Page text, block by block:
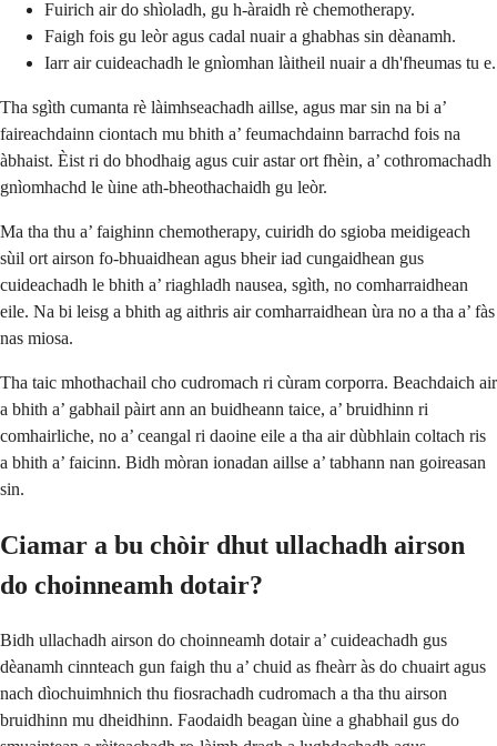
Fuirich air do shìoladh, gu h-àraidh rè chemotherapy.
Faigh fois gu leòr agus cadal nuair a ghabhas sin dèanamh.
Iarr air cuideachadh le gnìomhan làitheil nuair a dh'fheumas tu e.
Tha sgìth cumanta rè làimhseachadh aillse, agus mar sin na bi a’
faireachdainn ciontach mu bhith a’ feumachdainn barrachd fois na
àbhaist. Èist ri do bhodhaig agus cuir astar ort fhèin, a’ cothromachadh
gnìomhachd le ùine ath-bheothachaidh gu leòr.
Ma tha thu a’ faighinn chemotherapy, cuiridh do sgioba meidigeach
sùil ort airson fo-bhuaidhean agus bheir iad cungaidhean gus
cuideachadh le bhith a’ riaghladh nausea, sgìth, no comharraidhean
eile. Na bi leisg a bhith ag aithris air comharraidhean ùra no a tha a’ fàs
nas miosa.
Tha taic mhothachail cho cudromach ri cùram corporra. Beachdaich air
a bhith a’ gabhail pàirt ann an buidheann taice, a’ bruidhinn ri
comhairliche, no a’ ceangal ri daoine eile a tha air dùbhlain coltach ris
a bhith a’ faicinn. Bidh mòran ionadan aillse a’ tabhann nan goireasan
sin.
Ciamar a bu chòir dhut ullachadh airson
do choinneamh dotair?
Bidh ullachadh airson do choinneamh dotair a’ cuideachadh gus
dèanamh cinnteach gun faigh thu a’ chuid as fheàrr às do chuairt agus
nach dìochuimhnich thu fiosrachadh cudromach a tha thu airson
bruidhinn mu dheidhinn. Faodaidh beagan ùine a ghabhail gus do